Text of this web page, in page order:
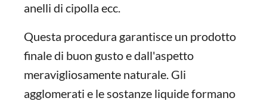
anelli di cipolla ecc.
Questa procedura garantisce un prodotto
finale di buon gusto e dall'aspetto
meravigliosamente naturale. Gli
agglomerati e le sostanze liquide formano